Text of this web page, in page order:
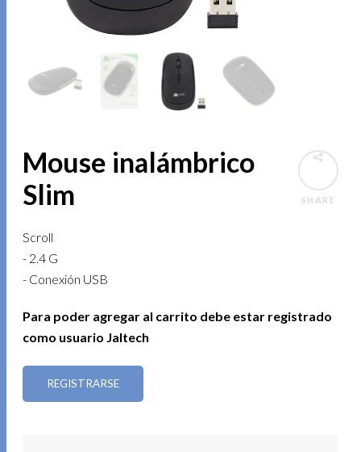
SHARE
Mouse inalámbrico
Slim
Scroll
- 2.4 G
- Conexión USB
Para poder agregar al carrito debe estar registrado
como usuario Jaltech
REGISTRARSE